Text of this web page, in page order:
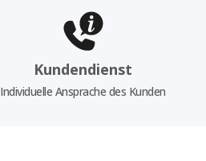
Kundendienst
Individuelle Ansprache des Kunden